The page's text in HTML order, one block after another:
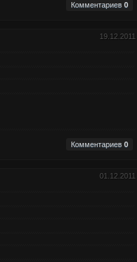
Комментариев 0
19.12.2011
Комментариев 0
01.12.2011